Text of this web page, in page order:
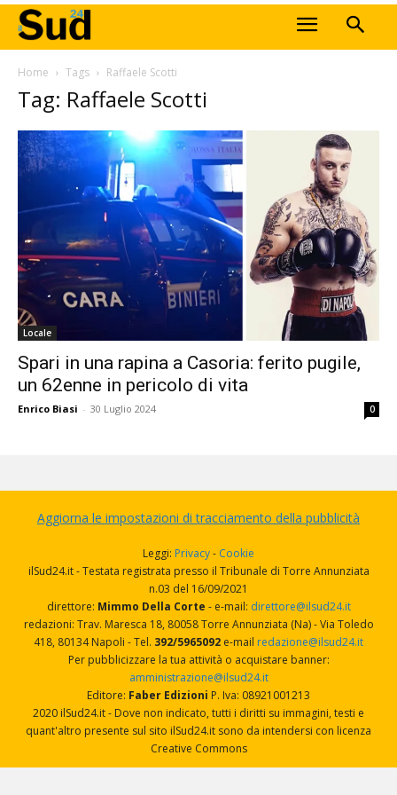
Home Tags Raffaele Scotti
Tag: Raffaele Scotti
Locale
Spari in una rapina a Casoria: ferito pugile,
un 62enne in pericolo di vita
Enrico Biasi - 30 Luglio 2024 0
Aggiorna le impostazioni di tracciamento della pubblicità
Leggi: Privacy- Cookie
ilSud24.it - Testata registrata presso il Tribunale di Torre Annunziata
n.03 del 16/09/2021
direttore: Mimmo Della Corte - e-mail: direttore@ilsud24.it
redazioni: Trav. Maresca 18, 80058 Torre Annunziata (Na) - Via Toledo
418, 80134 Napoli - Tel. 392/5965092 e-mail redazione@ilsud24.it
Per pubblicizzare la tua attività o acquistare banner:
amministrazione@ilsud24.it
Editore: Faber Edizioni P. Iva: 08921001213
2020 ilSud24.it - Dove non indicato, tutti i diritti su immagini, testi e
quant'altro presente sul sito ilSud24.it sono da intendersi con licenza
Creative Commons